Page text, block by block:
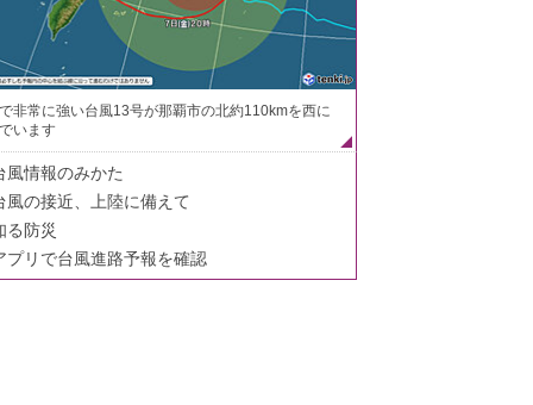
非常に強い台風13号が那覇市の北約110kmを西に
います
風情報のみかた
風の接近、上陸に備えて
る防災
プリで台風進路予報を確認